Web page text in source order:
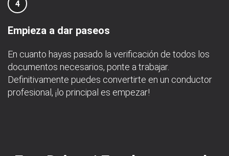
4
Empieza a dar paseos
En cuanto hayas pasado la verificación de todos los
documentos necesarios, ponte a trabajar.
Definitivamente puedes convertirte en un conductor
profesional, ¡lo principal es empezar!